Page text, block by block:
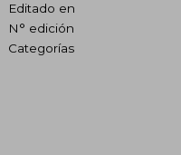
Editado en
N° edición
Categorías